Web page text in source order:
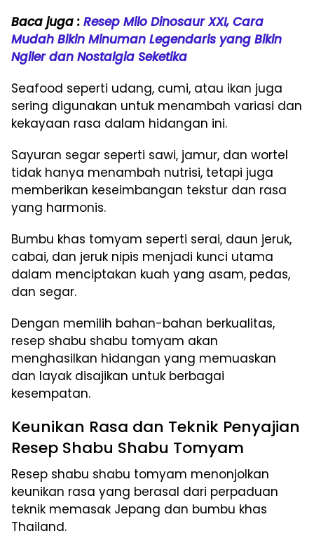
Baca juga : Resep Milo Dinosaur XXI, Cara
Mudah Bikin Minuman Legendaris yang Bikin
Ngiler dan Nostalgia Seketika
Seafood seperti udang, cumi, atau ikan juga
sering digunakan untuk menambah variasi dan
kekayaan rasa dalam hidangan ini.
Sayuran segar seperti sawi, jamur, dan wortel
tidak hanya menambah nutrisi, tetapi juga
memberikan keseimbangan tekstur dan rasa
yang harmonis.
Bumbu khas tomyam seperti serai, daun jeruk,
cabai, dan jeruk nipis menjadi kunci utama
dalam menciptakan kuah yang asam, pedas,
dan segar.
Dengan memilih bahan-bahan berkualitas,
resep shabu shabu tomyam akan
menghasilkan hidangan yang memuaskan
dan layak disajikan untuk berbagai
kesempatan.
Keunikan Rasa dan Teknik Penyajian
Resep Shabu Shabu Tomyam
Resep shabu shabu tomyam menonjolkan
keunikan rasa yang berasal dari perpaduan
teknik memasak Jepang dan bumbu khas
Thailand.